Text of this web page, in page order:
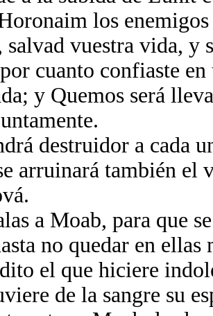
los
vuestra vida, y
cuanto confiaste
y Quemos será
destruidor a cada
arruinará también
a Moab, para que
no quedar en
el que hiciere
de la sangre su